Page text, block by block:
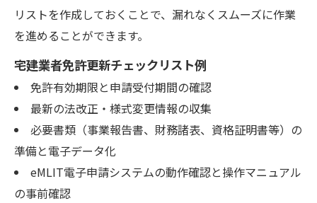
リストを作成しておくことで、漏れなくスムーズに作業
を進めることができます。
宅建業者免許更新チェックリスト例
免許有効期限と申請受付期間の確認
最新の法改正・様式変更情報の収集
必要書類（事業報告書、財務諸表、資格証明書等）の
準備と電子データ化
eMLIT電子申請システムの動作確認と操作マニュアル
の事前確認